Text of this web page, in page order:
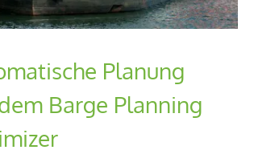
Planung
Barge Planning